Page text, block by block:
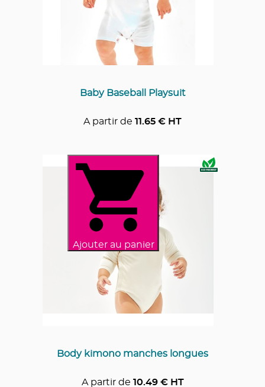
Baby Baseball Playsuit
A partir de 11.65 € HT
Ajouter au panier
Body kimono manches longues
A partir de 10.49€ HT